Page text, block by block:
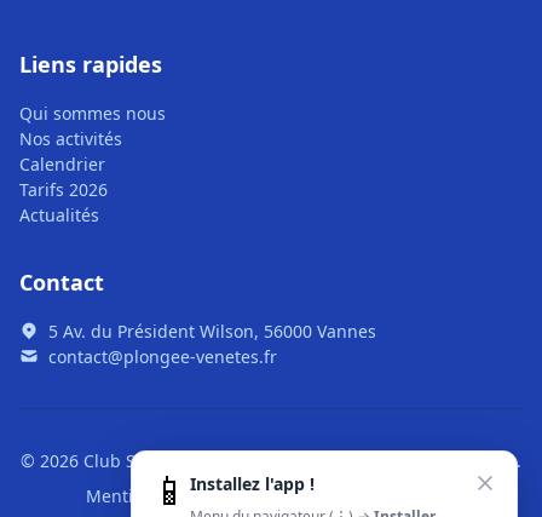
Liens rapides
Qui sommes nous
Nos activités
Calendrier
Tarifs 2026
Actualités
Contact
5 Av. du Président Wilson, 56000 Vannes
contact@plongee-venetes.fr
© 2026 Club Subaquatique des Vénètes. Tous droits réservés.
Mentions légales
| CGU
📱 Installez l'app !